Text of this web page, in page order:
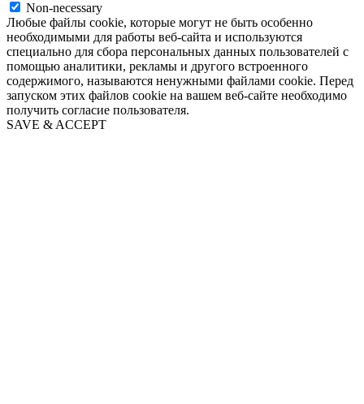
Non-necessary
Любые файлы cookie, которые могут не быть особенно
необходимыми для работы веб-сайта и используются
специально для сбора персональных данных пользователей с
помощью аналитики, рекламы и другого встроенного
содержимого, называются ненужными файлами cookie. Перед
запуском этих файлов cookie на вашем веб-сайте необходимо
получить согласие пользователя.
SAVE & ACCEPT